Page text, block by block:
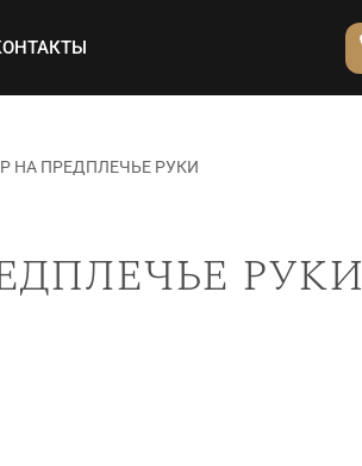
НА ПРЕДПЛЕЧЬЕ РУКИ
руки